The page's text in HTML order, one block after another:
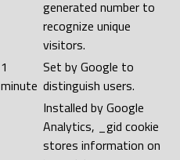
generated number to
recognize unique
visitors.
1
minute
Set by Google to
distinguish users.
Installed by Google
Analytics, _gid cookie
stores information on